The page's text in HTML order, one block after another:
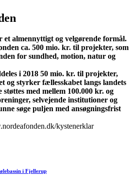
et almennyttigt og velgørende formål.
ca. 500 mio. kr. til projekter, som
for sundhed, motion, natur og
i 2018 50 mio. kr. til projekter,
og styrker fællesskabet langs landets
med mellem 100.000 kr. og
selvejende institutioner og
søge puljen med ansøgningsfrist
kystenerklar
i Fjellerup